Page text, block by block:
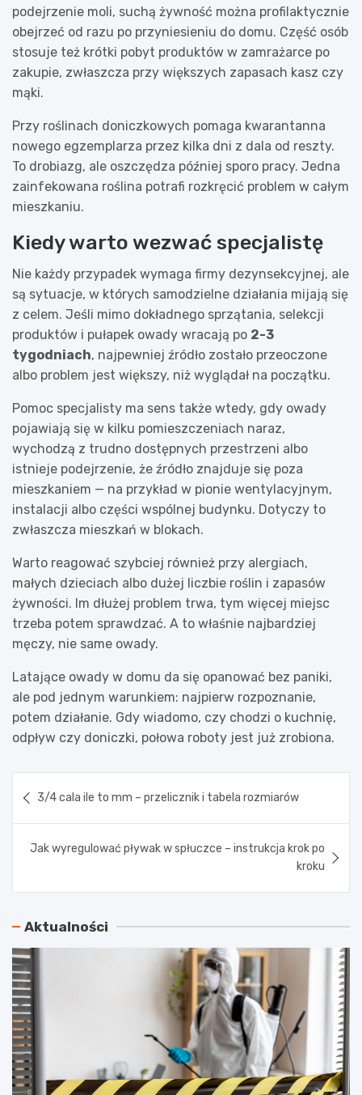
podejrzenie moli, suchą żywność można profilaktycznie
obejrzeć od razu po przyniesieniu do domu. Część osób
stosuje też krótki pobyt produktów w zamrażarce po
zakupie, zwłaszcza przy większych zapasach kasz czy
mąki.
Przy roślinach doniczkowych pomaga kwarantanna
nowego egzemplarza przez kilka dni z dala od reszty.
To drobiazg, ale oszczędza później sporo pracy. Jedna
zainfekowana roślina potrafi rozkręcić problem w całym
mieszkaniu.
Kiedy warto wezwać specjalistę
Nie każdy przypadek wymaga firmy dezynsekcyjnej, ale
są sytuacje, w których samodzielne działania mijają się
z celem. Jeśli mimo dokładnego sprzątania, selekcji
produktów i pułapek owady wracają po 2-3
tygodniach, najpewniej źródło zostało przeoczone
albo problem jest większy, niż wyglądał na początku.
Pomoc specjalisty ma sens także wtedy, gdy owady
pojawiają się w kilku pomieszczeniach naraz,
wychodzą z trudno dostępnych przestrzeni albo
istnieje podejrzenie, że źródło znajduje się poza
mieszkaniem — na przykład w pionie wentylacyjnym,
instalacji albo części wspólnej budynku. Dotyczy to
zwłaszcza mieszkań w blokach.
Warto reagować szybciej również przy alergiach,
małych dzieciach albo dużej liczbie roślin i zapasów
żywności. Im dłużej problem trwa, tym więcej miejsc
trzeba potem sprawdzać. A to właśnie najbardziej
męczy, nie same owady.
Latające owady w domu da się opanować bez paniki,
ale pod jednym warunkiem: najpierw rozpoznanie,
potem działanie. Gdy wiadomo, czy chodzi o kuchnię,
odpływ czy doniczki, połowa roboty jest już zrobiona.
wpisu
3/4 cala ile to mm – przelicznik i tabela rozmiarów
Jak wyregulować pływak w spłuczce – instrukcja krok po
kroku
Aktualności